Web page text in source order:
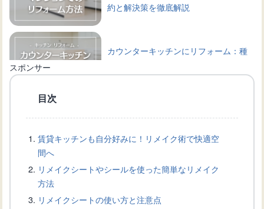
約と解決策を徹底解説
カウンターキッチンにリフォーム：種
功するためのポイント
キッチンスペースを最大限に利用する
スポンサー
目次
賃貸キッチンも自分好みに！リメイク術で快適空
間へ
リメイクシートやシールを使った簡単なリメイク
方法
リメイクシートの使い方と注意点